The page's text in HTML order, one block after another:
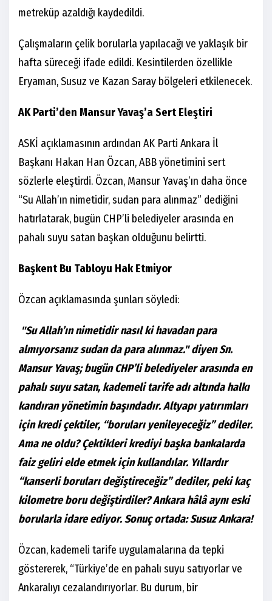
metreküp azaldığı kaydedildi.
Çalışmaların çelik borularla yapılacağı ve yaklaşık bir
hafta süreceği ifade edildi. Kesintilerden özellikle
Eryaman, Susuz ve Kazan Saray bölgeleri etkilenecek.
AK Parti’den Mansur Yavaş’a Sert Eleştiri
ASKİ açıklamasının ardından AK Parti Ankara İl
Başkanı Hakan Han Özcan, ABB yönetimini sert
sözlerle eleştirdi. Özcan, Mansur Yavaş’ın daha önce
“Su Allah’ın nimetidir, sudan para alınmaz” dediğini
hatırlatarak, bugün CHP’li belediyeler arasında en
pahalı suyu satan başkan olduğunu belirtti.
Başkent Bu Tabloyu Hak Etmiyor
Özcan açıklamasında şunları söyledi:
"Su Allah’ın nimetidir nasıl ki havadan para
almıyorsanız sudan da para alınmaz." diyen Sn.
Mansur Yavaş; bugün CHP’li belediyeler arasında en
pahalı suyu satan, kademeli tarife adı altında halkı
kandıran yönetimin başındadır. Altyapı yatırımları
için kredi çektiler, “boruları yenileyeceğiz” dediler.
Ama ne oldu? Çektikleri krediyi başka bankalarda
faiz geliri elde etmek için kullandılar. Yıllardır
“kanserli boruları değiştireceğiz” dediler, peki kaç
kilometre boru değiştirdiler? Ankara hâlâ aynı eski
borularla idare ediyor. Sonuç ortada: Susuz Ankara!
Özcan, kademeli tarife uygulamalarına da tepki
göstererek, “Türkiye’de en pahalı suyu satıyorlar ve
Ankaralıyı cezalandırıyorlar. Bu durum, bir